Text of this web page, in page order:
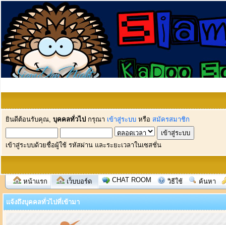
ยินดีต้อนรับคุณ, บุคคลทั่วไป กรุณา เข้าสู่ระบบ หรือ สมัครสมาชิก
เข้าสู่ระบบด้วยชื่อผู้ใช้ รหัสผ่าน และระยะเวลาในเซสชั่น
หน้าแรก เว็บบอร์ด CHAT ROOM วิธีใช้ ค้นหา
แจ้งถึงบุคคลทั่วไปที่เข้ามา